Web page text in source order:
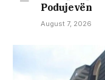
Podujevën
August 7, 2026